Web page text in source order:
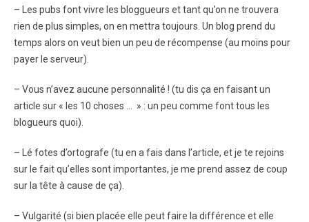
– Les pubs font vivre les bloggueurs et tant qu’on ne trouvera
rien de plus simples, on en mettra toujours. Un blog prend du
temps alors on veut bien un peu de récompense (au moins pour
payer le serveur).
– Vous n’avez aucune personnalité ! (tu dis ça en faisant un
article sur « les 10 choses … » : un peu comme font tous les
blogueurs quoi).
– Lé fotes d’ortografe (tu en a fais dans l’article, et je te rejoins
sur le fait qu’elles sont importantes, je me prend assez de coup
sur la tête à cause de ça).
– Vulgarité (si bien placée elle peut faire la différence et elle